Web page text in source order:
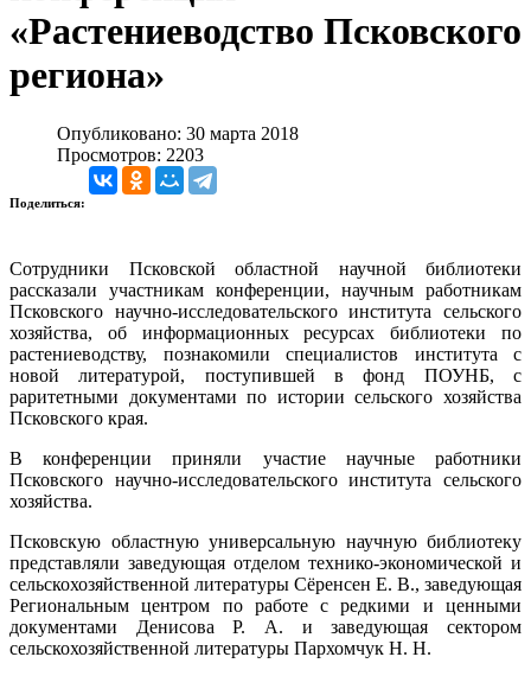
«Растениеводство Псковского
региона»
Опубликовано: 30 марта 2018
Просмотров: 2203
Поделиться:
Сотрудники Псковской областной научной библиотеки
рассказали участникам конференции, научным работникам
Псковского научно-исследовательского института сельского
хозяйства, об информационных ресурсах библиотеки по
растениеводству, познакомили специалистов института с
новой литературой, поступившей в фонд ПОУНБ, с
раритетными документами по истории сельского хозяйства
Псковского края.
В конференции приняли участие научные работники
Псковского научно-исследовательского института сельского
хозяйства.
Псковскую областную универсальную научную библиотеку
представляли заведующая отделом технико-экономической и
сельскохозяйственной литературы Сёренсен Е. В., заведующая
Региональным центром по работе с редкими и ценными
документами Денисова Р. А. и заведующая сектором
сельскохозяйственной литературы Пархомчук Н. Н.